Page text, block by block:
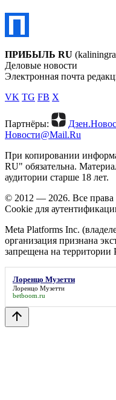
ПРИБЫЛЬ RU
Деловые новости
Электронная почта
VK TG FB X
Партнёры:
Новости@Mail.Ru
При копировании
RU" обязательна.
аудитории старше 18 лет.
© 2012 — 2026. Все
Cookie для
Meta Platforms Inc.
организация признана
запрещена на территории
Лоренцо Музетти
Лоренцо Музетти
betboom.ru
arrow_upward